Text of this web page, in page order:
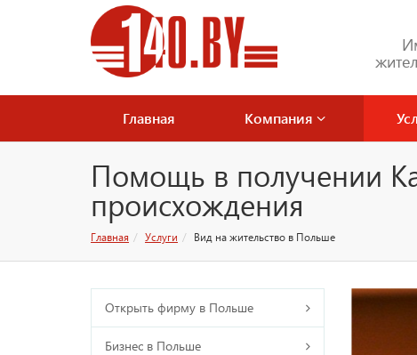
Главная Компания
Помощь в получении
происхождения
Главная Услуги Вид на жительство в Польше
Открыть фирму в Польше
Бизнес в Польше